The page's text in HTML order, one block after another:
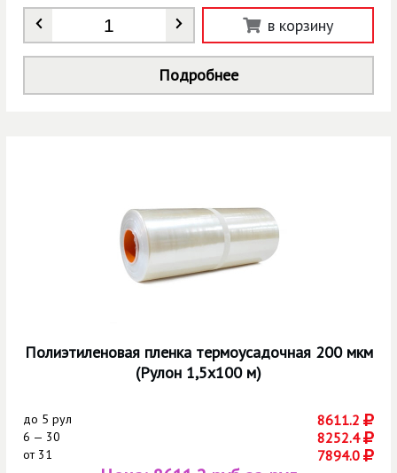
Количество в корзину
Подробнее
Полиэтиленовая пленка термоусадочная 200 мкм
(Рулон 1,5х100 м)
до 5 рул 8611.2
6 — 30 8252.4
от31 7894.0